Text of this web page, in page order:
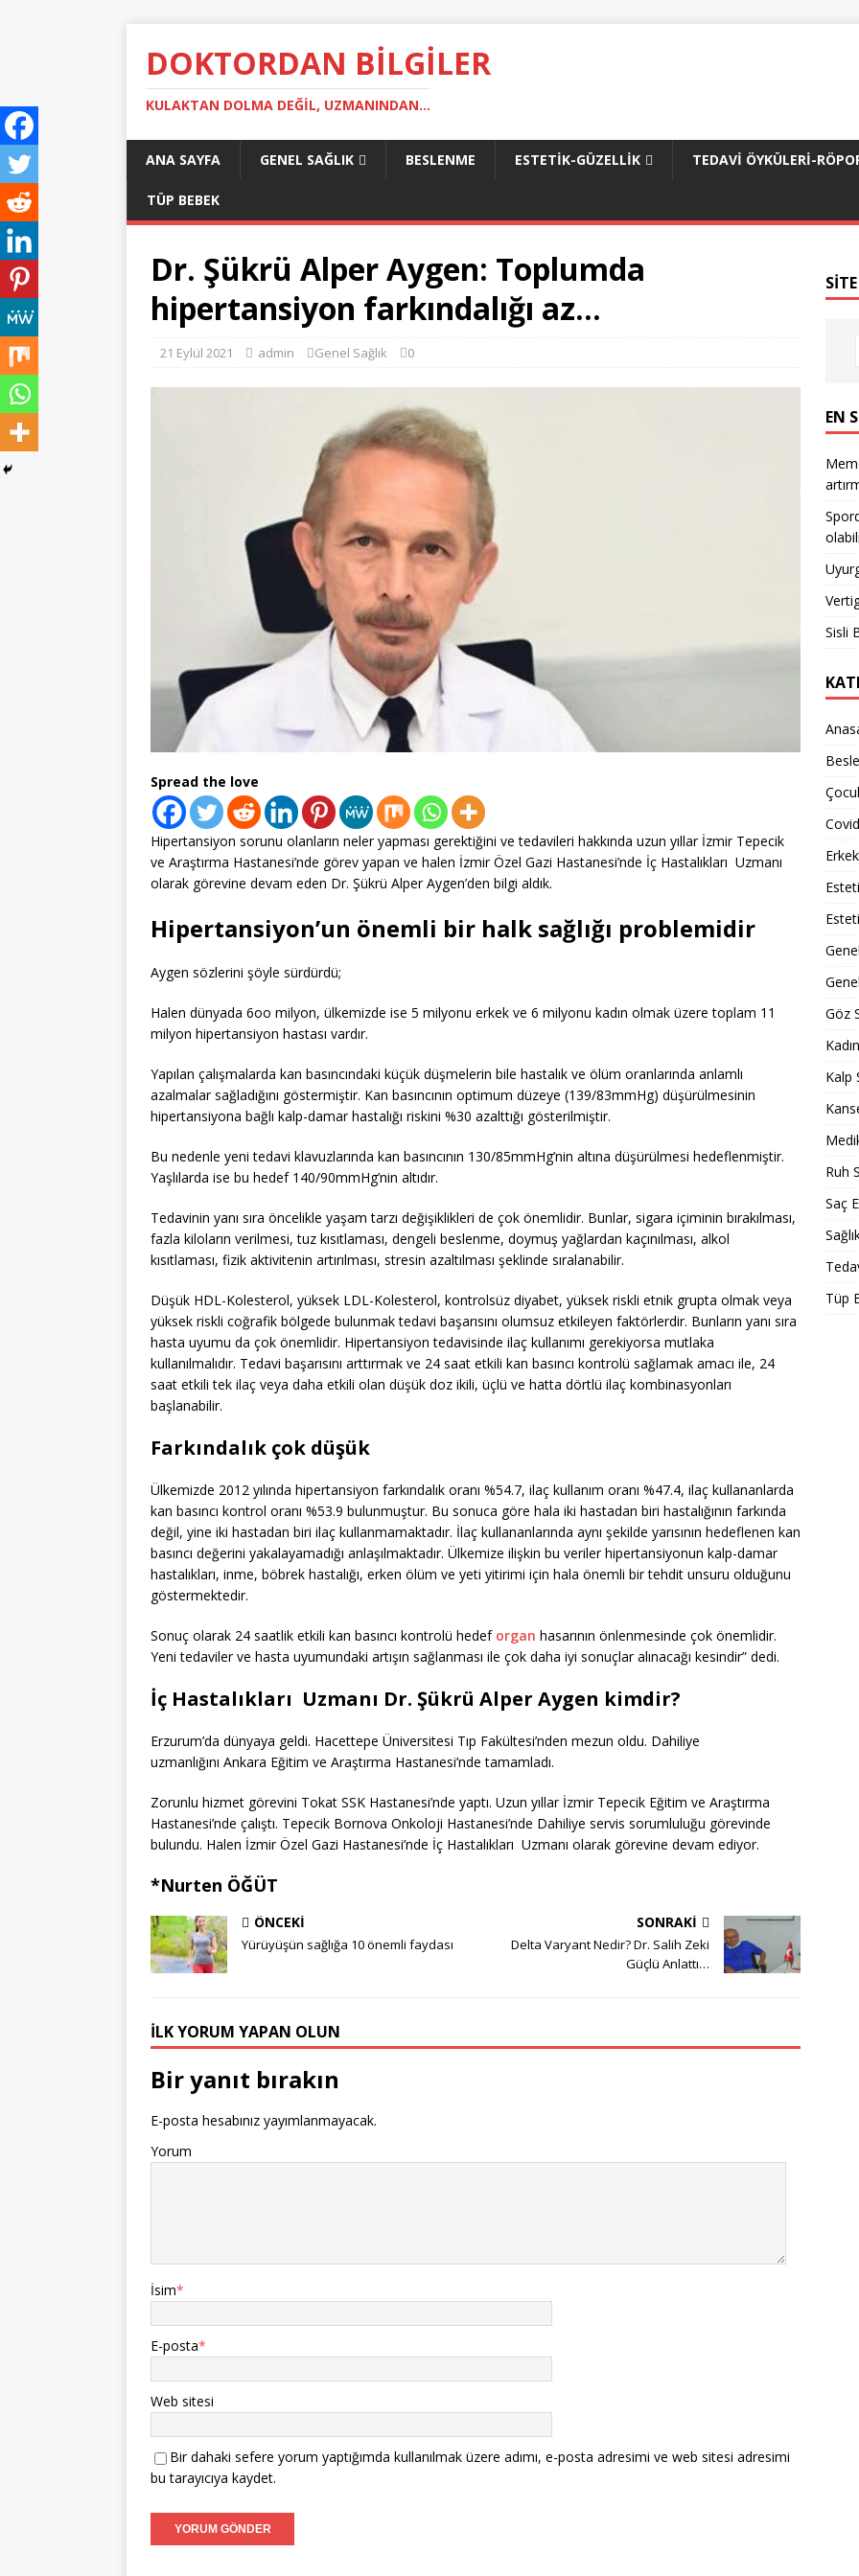
DOKTORDAN BILGILER
KULAKTAN DOLMA DEĞIL, UZMANINDAN...
ANA SAYFA GENEL SAĞLIK BESLENME ESTETIK-GÜZELLIK TEDAVI ÖYKÜLERI-
TÜP BEBEK
Dr. Şükrü Alper Aygen: Toplumda
hipertansiyon farkındalığı az…
21 Eylül 2021 admin Genel Sağlık 0
Spread the love
Hipertansiyon sorunu olanların neler yapması gerektiğini ve tedavileri hakkında uzun yıllar İzmir Tepecik
ve Araştırma Hastanesi’nde görev yapan ve halen İzmir Özel Gazi Hastanesi’nde İç Hastalıkları Uzmanı
olarak görevine devam eden Dr. Şükrü Alper Aygen’den bilgi aldık.
Hipertansiyon’un önemli bir halk sağlığı problemidir
Aygen sözlerini şöyle sürdürdü;
Halen dünyada 6oo milyon, ülkemizde ise 5 milyonu erkek ve 6 milyonu kadın olmak üzere toplam 11
milyon hipertansiyon hastası vardır.
Yapılan çalışmalarda kan basıncındaki küçük düşmelerin bile hastalık ve ölüm oranlarında anlamlı
azalmalar sağladığını göstermiştir. Kan basıncının optimum düzeye (139/83mmHg) düşürülmesinin
hipertansiyona bağlı kalp-damar hastalığı riskini %30 azalttığı gösterilmiştir.
Bu nedenle yeni tedavi klavuzlarında kan basıncının 130/85mmHg’nin altına düşürülmesi hedeflenmiştir.
Yaşlılarda ise bu hedef 140/90mmHg’nin altıdır.
Tedavinin yanı sıra öncelikle yaşam tarzı değişiklikleri de çok önemlidir. Bunlar, sigara içiminin bırakılması,
fazla kiloların verilmesi, tuz kısıtlaması, dengeli beslenme, doymuş yağlardan kaçınılması, alkol
kısıtlaması, fizik aktivitenin artırılması, stresin azaltılması şeklinde sıralanabilir.
Düşük HDL-Kolesterol, yüksek LDL-Kolesterol, kontrolsüz diyabet, yüksek riskli etnik grupta olmak veya
yüksek riskli coğrafik bölgede bulunmak tedavi başarısını olumsuz etkileyen faktörlerdir. Bunların yanı sıra
hasta uyumu da çok önemlidir. Hipertansiyon tedavisinde ilaç kullanımı gerekiyorsa mutlaka
kullanılmalıdır. Tedavi başarısını arttırmak ve 24 saat etkili kan basıncı kontrolü sağlamak amacı ile, 24
saat etkili tek ilaç veya daha etkili olan düşük doz ikili, üçlü ve hatta dörtlü ilaç kombinasyonları
başlanabilir.
Farkındalık çok düşük
Ülkemizde 2012 yılında hipertansiyon farkındalık oranı %54.7, ilaç kullanım oranı %47.4, ilaç kullananlarda
kan basıncı kontrol oranı %53.9 bulunmuştur. Bu sonuca göre hala iki hastadan biri hastalığının farkında
değil, yine iki hastadan biri ilaç kullanmamaktadır. İlaç kullananlarında aynı şekilde yarısının hedeflenen kan
basıncı değerini yakalayamadığı anlaşılmaktadır. Ülkemize ilişkin bu veriler hipertansiyonun kalp-damar
hastalıkları, inme, böbrek hastalığı, erken ölüm ve yeti yitirimi için hala önemli bir tehdit unsuru olduğunu
göstermektedir.
Sonuç olarak 24 saatlik etkili kan basıncı kontrolü hedef organ hasarının önlenmesinde çok önemlidir.
Yeni tedaviler ve hasta uyumundaki artışın sağlanması ile çok daha iyi sonuçlar alınacağı kesindir” dedi.
İç Hastalıkları Uzmanı Dr. Şükrü Alper Aygen kimdir?
Erzurum’da dünyaya geldi. Hacettepe Üniversitesi Tıp Fakültesi’nden mezun oldu. Dahiliye
uzmanlığını Ankara Eğitim ve Araştırma Hastanesi’nde tamamladı.
Zorunlu hizmet görevini Tokat SSK Hastanesi’nde yaptı. Uzun yıllar İzmir Tepecik Eğitim ve Araştırma
Hastanesi’nde çalıştı. Tepecik Bornova Onkoloji Hastanesi’nde Dahiliye servis sorumluluğu görevinde
bulundu. Halen İzmir Özel Gazi Hastanesi’nde İç Hastalıkları Uzmanı olarak görevine devam ediyor.
*Nurten ÖĞÜT
ÖNCEKI
Yürüyüşün sağlığa 10 önemli faydası
SONRAKI
Delta Varyant Nedir? Dr. Salih Zeki
Güçlü Anlattı…
İLK YORUM YAPAN OLUN
Bir yanıt bırakın
E-posta hesabınız yayımlanmayacak.
Yorum
İsim*
E-posta*
Web sitesi
Bir dahaki sefere yorum yaptığımda kullanılmak üzere adımı, e-posta adresimi ve web sitesi adresimi
bu tarayıcıya kaydet.
EN
Sisli
Covid
Genel
Göz
Kalp
Ruh
Saç
Tüp